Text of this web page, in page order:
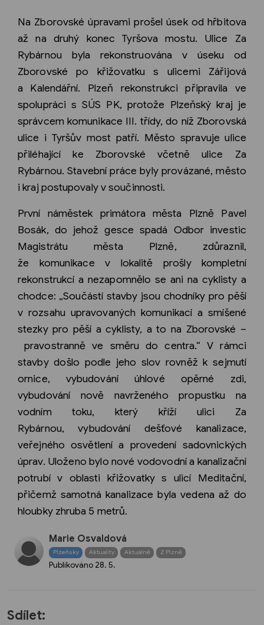
Na Zborovské úpravami prošel úsek od hřbitova
až na druhý konec Tyršova mostu. Ulice Za
Rybárnou byla rekonstruována v úseku od
Zborovské po křižovatku s ulicemi Zářijová
a Kalendářní. Plzeň rekonstrukci připravila ve
spolupráci s SÚS PK, protože Plzeňský kraj je
správcem komunikace III. třídy, do níž Zborovská
ulice i Tyršův most patří. Město spravuje ulice
přiléhající ke Zborovské včetně ulice Za
Rybárnou. Stavební práce byly provázané, město
i kraj postupovaly v součinnosti.
První náměstek primátora města Plzně Pavel
Bosák, do jehož gesce spadá Odbor investic
Magistrátu města Plzně, zdůraznil,
že komunikace v lokalitě prošly kompletní
rekonstrukcí a nezapomnělo se ani na cyklisty a
chodce: „Součástí stavby jsou chodníky pro pěší
v rozsahu upravovaných komunikací a smíšené
stezky pro pěší a cyklisty, a to na Zborovské –
pravostranně ve směru do centra.“ V rámci
stavby došlo podle jeho slov rovněž k sejmutí
ornice, vybudování úhlové opěrné zdi,
vybudování nově navrženého propustku na
vodním toku, který kříží ulici Za
Rybárnou, vybudování dešťové kanalizace,
veřejného osvětlení a provedení sadovnických
úprav. Uloženo bylo nové vodovodní a kanalizační
potrubí v oblasti křižovatky s ulicí Meditační,
přičemž samotná kanalizace byla vedena až do
hloubky zhruba 5 metrů.
Marie Osvaldová
Plzeňský Aktuality Aktuálně Z Plzně
Publikováno 28. 5.
Sdílet: